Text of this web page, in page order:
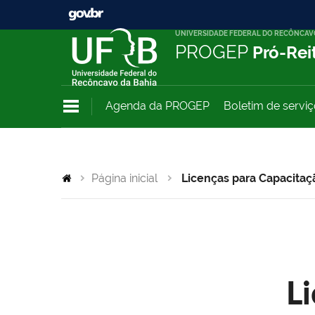
UNIVERSIDADE FEDERAL DO
PROGEP Pró-
Agenda da PROGEP Boletim de
Página inicial Licenças para